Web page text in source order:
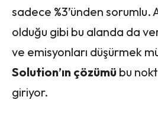
sadece %3’ünden
olduğu gibi bu alanda da
ve emisyonları düşürmek
Solution’ın çözümü bu
giriyor.